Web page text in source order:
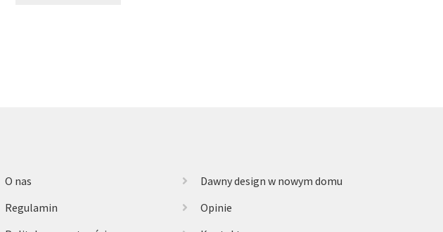
O nas
Regulamin
Dawny design w nowym domu
Opinie